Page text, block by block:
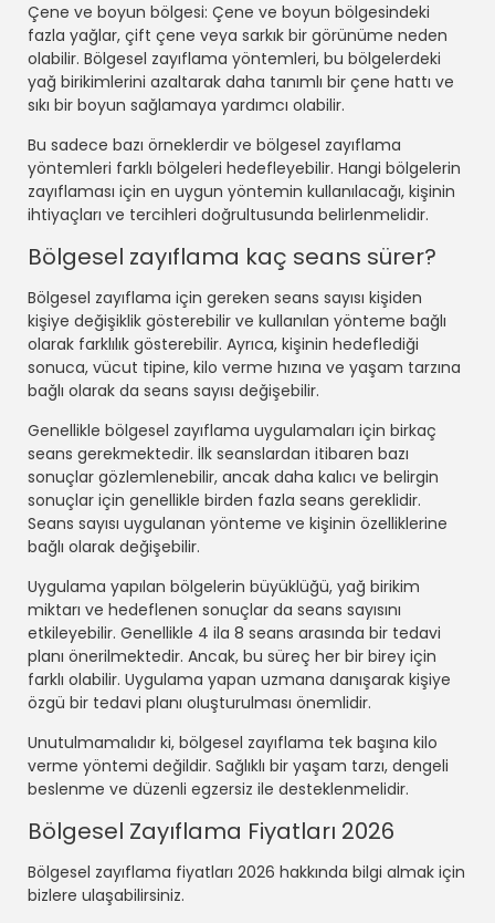
Çene ve boyun bölgesi: Çene ve boyun bölgesindeki
fazla yağlar, çift çene veya sarkık bir görünüme neden
olabilir. Bölgesel zayıflama yöntemleri, bu bölgelerdeki
yağ birikimlerini azaltarak daha tanımlı bir çene hattı ve
sıkı bir boyun sağlamaya yardımcı olabilir.
Bu sadece bazı örneklerdir ve bölgesel zayıflama
yöntemleri farklı bölgeleri hedefleyebilir. Hangi bölgelerin
zayıflaması için en uygun yöntemin kullanılacağı, kişinin
ihtiyaçları ve tercihleri doğrultusunda belirlenmelidir.
Bölgesel zayıflama kaç seans sürer?
Bölgesel zayıflama için gereken seans sayısı kişiden
kişiye değişiklik gösterebilir ve kullanılan yönteme bağlı
olarak farklılık gösterebilir. Ayrıca, kişinin hedeflediği
sonuca, vücut tipine, kilo verme hızına ve yaşam tarzına
bağlı olarak da seans sayısı değişebilir.
Genellikle bölgesel zayıflama uygulamaları için birkaç
seans gerekmektedir. İlk seanslardan itibaren bazı
sonuçlar gözlemlenebilir, ancak daha kalıcı ve belirgin
sonuçlar için genellikle birden fazla seans gereklidir.
Seans sayısı uygulanan yönteme ve kişinin özelliklerine
bağlı olarak değişebilir.
Uygulama yapılan bölgelerin büyüklüğü, yağ birikim
miktarı ve hedeflenen sonuçlar da seans sayısını
etkileyebilir. Genellikle 4 ila 8 seans arasında bir tedavi
planı önerilmektedir. Ancak, bu süreç her bir birey için
farklı olabilir. Uygulama yapan uzmana danışarak kişiye
özgü bir tedavi planı oluşturulması önemlidir.
Unutulmamalıdır ki, bölgesel zayıflama tek başına kilo
verme yöntemi değildir. Sağlıklı bir yaşam tarzı, dengeli
beslenme ve düzenli egzersiz ile desteklenmelidir.
Bölgesel Zayıflama Fiyatları 2026
Bölgesel zayıflama fiyatları 2026 hakkında bilgi almak için
bizlere ulaşabilirsiniz.